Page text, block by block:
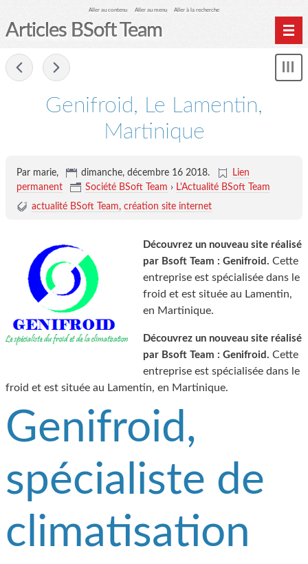
Aller au contenu Aller au menu Aller à la recherche
Articles BSoft Team
Genifroid, Le Lamentin,
Martinique
Par marie, dimanche, décembre 16 2018.
Lien
permanent
Société BSoft Team › L'Actualité BSoft Team
actualité BSoft Team création site internet
Découvrez un nouveau site réalisé
par Bsoft Team : Genifroid. Cette
entreprise est spécialisée dans le
froid et est située au Lamentin,
en Martinique.
Découvrez un nouveau site réalisé
par Bsoft Team : Genifroid. Cette
entreprise est spécialisée dans le
froid et est située au Lamentin, en Martinique.
Genifroid,
spécialiste de
climatisation